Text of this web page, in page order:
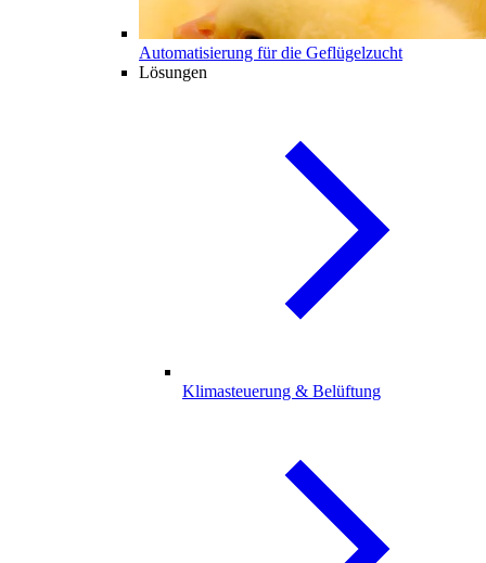
Automatisierung für die Geflügelzucht
Lösungen
Klimasteuerung & Belüftung